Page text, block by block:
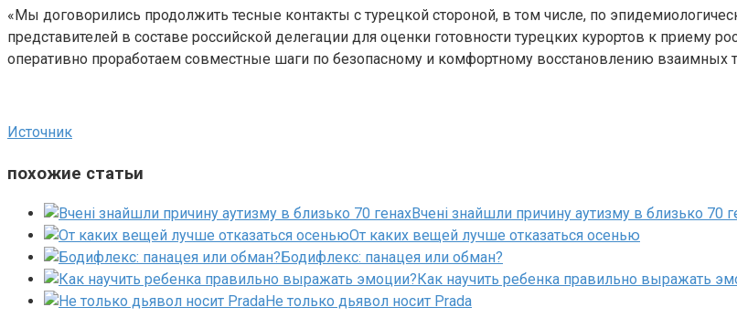
«Мы договорились продолжить тесные контакты с турецкой стороной, в том числе, по
представителей в составе российской делегации для оценки готовности турецких курортов к приему
оперативно проработаем совместные шаги по безопасному и комфортному восстановлению взаимных
Источник
похожие статьи
Вчені знайшли причину аутизму в близько 70
От каких вещей лучше отказаться осенью
Бодифлекс: панацея или обман?
Как научить ребенка правильно выражать
Не только дьявол носит Prada